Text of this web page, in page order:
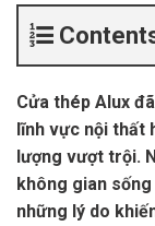
Cửa thép Alux
lĩnh vực nội thất
lượng vượt trội.
không gian
những lý do